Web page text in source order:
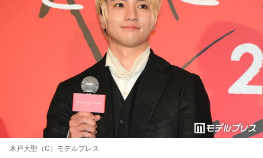
木戸大聖（C）モデルプレス